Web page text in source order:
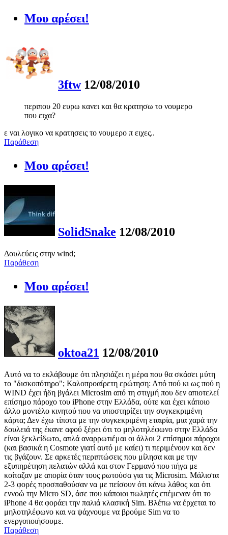
Μου αρέσει!
3ftw 12/08/2010
περιπου 20 ευρω κανει και θα κρατησω το νουμερο
που ειχα?
ε ναι λογικο να κρατησεις το νουμερο π ειχες..
Παράθεση
Μου αρέσει!
SolidSnake 12/08/2010
Δουλεύεις στην wind;
Παράθεση
Μου αρέσει!
oktoa21 12/08/2010
Αυτό να το εκλάβουμε ότι πλησιάζει η μέρα που θα σκάσει μύτη
το "δισκοπότηρο"; Καλοπροαίρετη ερώτηση: Από πού κι ως πού η
WIND έχει ήδη βγάλει Microsim από τη στιγμή που δεν απιοτελεί
επίσημο πάροχο του iPhone στην Ελλάδα, ούτε και έχει κάποιο
άλλο μοντέλο κινητού που να υποστηρίζει την συγκεκριμένη
κάρτα; Δεν έχω τίποτα με την συγκεκριμένη εταιρία, μια χαρά την
δουλειά της έκανε αφού ξέρει ότι το μηλοτηλέφωνο στην Ελλάδα
είναι ξεκλείδωτο, απλά αναρρωτιέμαι οι άλλοι 2 επίσημοι πάροχοι
(και βασικά η Cosmote γιατί αυτό με καίει) τι περιμένουν και δεν
τις βγάζουν. Σε αρκετές περιπτώσεις που μίλησα και με την
εξυπηρέτηση πελατών αλλά και στον Γερμανό που πήγα με
κοίταζαν με απορία όταν τους ρωτούσα για τις Microsim. Μάλιστα
2-3 φορές προσπαθούσαν να με πείσουν ότι κάνω λάθος και ότι
εννοώ την Micro SD, άσε που κάποιοι πωλητές επέμεναν ότι το
iPhone 4 θα φοράει την παλιά κλασική Sim. Βλέπω να έρχεται το
μηλοτηλέφωνο και να ψάχνουμε να βρούμε Sim να το
ενεργοποιήσουμε.
Παράθεση